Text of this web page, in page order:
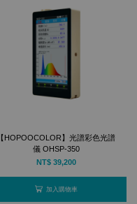
【HOPOOCOLOR】光譜彩色光譜
儀 OHSP-350
NT$ 39,200
加入購物車